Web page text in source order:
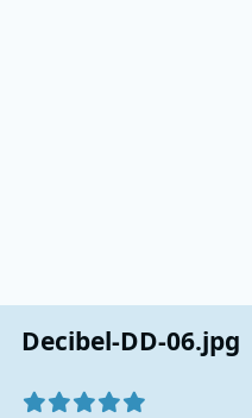
Decibel-DD-06.jpg